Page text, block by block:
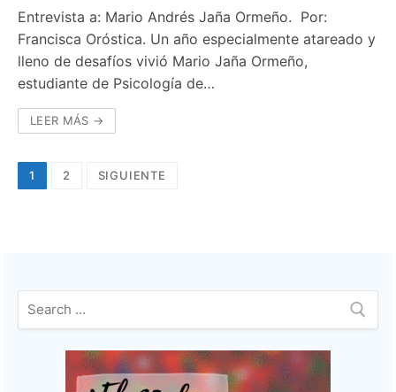
Entrevista a: Mario Andrés Jaña Ormeño. Por:
Francisca Oróstica. Un año especialmente atareado y
lleno de desafíos vivió Mario Jaña Ormeño,
estudiante de Psicología de…
LEER MÁS →
Navegación
1 2 SIGUIENTE